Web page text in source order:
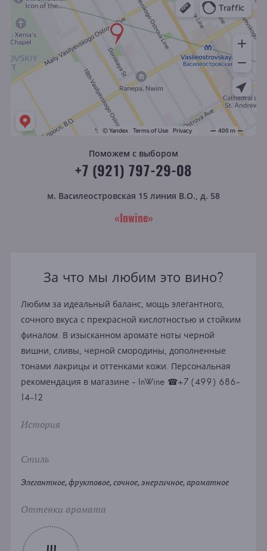
Поможем с выбором
+7 (921) 797-29-08
м. Василеостровская 15 линия В.О., д. 58
«Inwine»
За что мы любим это вино?
Любим за идеальный баланс, мощь элегантного,
сочного вкуса с прекрасной кислотностью и стойким
финалом. В изысканном аромате ноты черной
вишни, сливы, черной смородины, дополненные
тонами лакрицы и оттенками кожи. Персональная
рекомендация в магазине - InWine ☎+7 (499) 686-
14-12
История
Стиль
Элегантное, фруктовое, сочное, энергичное, ароматное
Оттенки аромата